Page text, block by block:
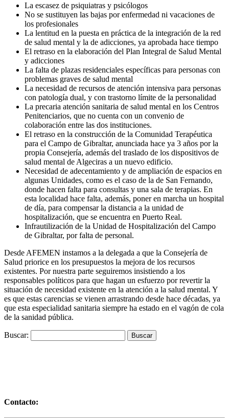
La escasez de psiquiatras y psicólogos
No se sustituyen las bajas por enfermedad ni vacaciones de
los profesionales
La lentitud en la puesta en práctica de la integración de la red
de salud mental y la de adicciones, ya aprobada hace tiempo
El retraso en la elaboración del Plan Integral de Salud Mental
y adicciones
La falta de plazas residenciales específicas para personas con
problemas graves de salud mental
La necesidad de recursos de atención intensiva para personas
con patología dual, y con trastorno límite de la personalidad
La precaria atención sanitaria de salud mental en los Centros
Penitenciarios, que no cuenta con un convenio de
colaboración entre las dos instituciones.
El retraso en la construcción de la Comunidad Terapéutica
para el Campo de Gibraltar, anunciada hace ya 3 años por la
propia Consejería, además del traslado de los dispositivos de
salud mental de Algeciras a un nuevo edificio.
Necesidad de adecentamiento y de ampliación de espacios en
algunas Unidades, como es el caso de la de San Fernando,
donde hacen falta para consultas y una sala de terapias. En
esta localidad hace falta, además, poner en marcha un hospital
de día, para compensar la distancia a la unidad de
hospitalización, que se encuentra en Puerto Real.
Infrautilización de la Unidad de Hospitalización del Campo
de Gibraltar, por falta de personal.
Desde AFEMEN instamos a la delegada a que la Consejería de
Salud priorice en los presupuestos la mejora de los recursos
existentes. Por nuestra parte seguiremos insistiendo a los
responsables políticos para que hagan un esfuerzo por revertir la
situación de necesidad existente en la atención a la salud mental. Y
es que estas carencias se vienen arrastrando desde hace décadas, ya
que esta especialidad sanitaria siempre ha estado en el vagón de cola
de la sanidad pública.
Buscar:
Contacto: